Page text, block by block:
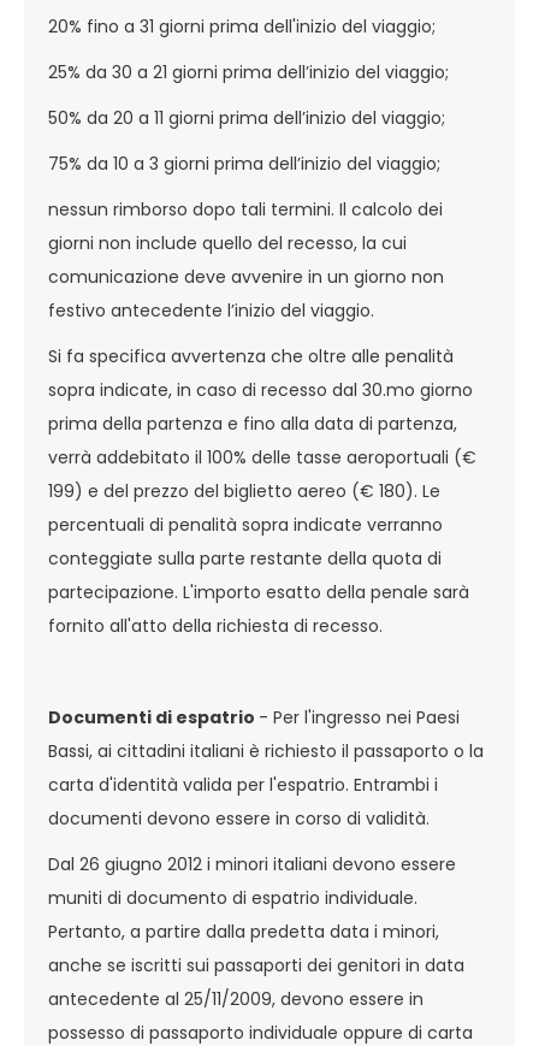
20% fino a 31 giorni prima dell'inizio del viaggio;
25% da 30 a 21 giorni prima dell’inizio del viaggio;
50% da 20 a 11 giorni prima dell’inizio del viaggio;
75% da 10 a 3 giorni prima dell’inizio del viaggio;
nessun rimborso dopo tali termini. Il calcolo dei
giorni non include quello del recesso, la cui
comunicazione deve avvenire in un giorno non
festivo antecedente l’inizio del viaggio.
Si fa specifica avvertenza che oltre alle penalità
sopra indicate, in caso di recesso dal 30.mo giorno
prima della partenza e fino alla data di partenza,
verrà addebitato il 100% delle tasse aeroportuali (€
199) e del prezzo del biglietto aereo (€ 180). Le
percentuali di penalità sopra indicate verranno
conteggiate sulla parte restante della quota di
partecipazione. L'importo esatto della penale sarà
fornito all'atto della richiesta di recesso.
Documenti di espatrio - Per l'ingresso nei Paesi
Bassi, ai cittadini italiani è richiesto il passaporto o la
carta d'identità valida per l'espatrio. Entrambi i
documenti devono essere in corso di validità.
Dal 26 giugno 2012 i minori italiani devono essere
muniti di documento di espatrio individuale.
Pertanto, a partire dalla predetta data i minori,
anche se iscritti sui passaporti dei genitori in data
antecedente al 25/11/2009, devono essere in
possesso di passaporto individuale oppure di carta